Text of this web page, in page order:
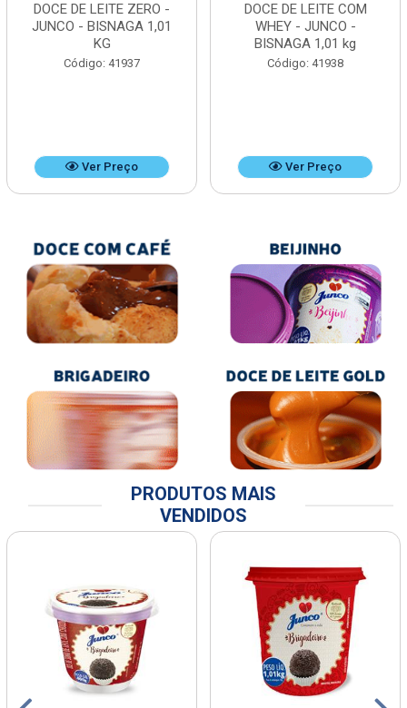
DOCE DE LEITE ZERO -
JUNCO - BISNAGA 1,01
KG
Código: 41937
Ver Preço
DOCE DE LEITE COM
WHEY - JUNCO -
BISNAGA 1,01 kg
Código: 41938
Ver Preço
PRODUTOS MAIS
VENDIDOS